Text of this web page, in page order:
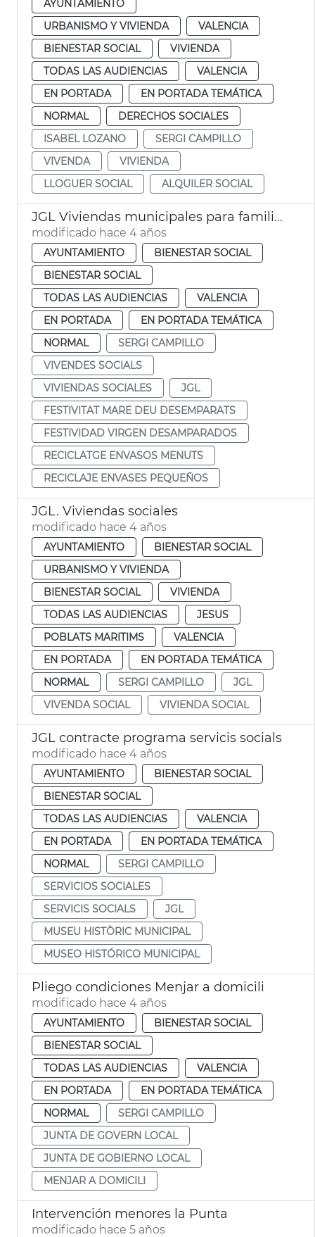
AYUNTAMIENTO
URBANISMO Y VIVIENDA
VALENCIA
BIENESTAR SOCIAL
VIVIENDA
TODAS LAS AUDIENCIAS
VALENCIA
EN PORTADA
EN PORTADA TEMÁTICA
NORMAL
DERECHOS SOCIALES
ISABEL LOZANO
SERGI CAMPILLO
VIVENDA
VIVIENDA
LLOGUER SOCIAL
ALQUILER SOCIAL
JGL Viviendas municipales para familias en riesgo exclusión social
modificado hace 4 años
AYUNTAMIENTO
BIENESTAR SOCIAL
BIENESTAR SOCIAL
TODAS LAS AUDIENCIAS
VALENCIA
EN PORTADA
EN PORTADA TEMÁTICA
NORMAL
SERGI CAMPILLO
VIVENDES SOCIALS
VIVIENDAS SOCIALES
JGL
FESTIVITAT MARE DEU DESEMPARATS
FESTIVIDAD VIRGEN DESAMPARADOS
RECICLATGE ENVASOS MENUTS
RECICLAJE ENVASES PEQUEÑOS
JGL. Viviendas sociales
modificado hace 4 años
AYUNTAMIENTO
BIENESTAR SOCIAL
URBANISMO Y VIVIENDA
BIENESTAR SOCIAL
VIVIENDA
TODAS LAS AUDIENCIAS
JESUS
POBLATS MARITIMS
VALENCIA
EN PORTADA
EN PORTADA TEMÁTICA
NORMAL
SERGI CAMPILLO
JGL
VIVENDA SOCIAL
VIVIENDA SOCIAL
JGL contracte programa servicis socials
modificado hace 4 años
AYUNTAMIENTO
BIENESTAR SOCIAL
BIENESTAR SOCIAL
TODAS LAS AUDIENCIAS
VALENCIA
EN PORTADA
EN PORTADA TEMÁTICA
NORMAL
SERGI CAMPILLO
SERVICIOS SOCIALES
SERVICIS SOCIALS
JGL
MUSEU HISTÒRIC MUNICIPAL
MUSEO HISTÓRICO MUNICIPAL
Pliego condiciones Menjar a domicili
modificado hace 4 años
AYUNTAMIENTO
BIENESTAR SOCIAL
BIENESTAR SOCIAL
TODAS LAS AUDIENCIAS
VALENCIA
EN PORTADA
EN PORTADA TEMÁTICA
NORMAL
SERGI CAMPILLO
JUNTA DE GOVERN LOCAL
JUNTA DE GOBIERNO LOCAL
MENJAR A DOMICILI
Intervención menores la Punta
modificado hace 5 años